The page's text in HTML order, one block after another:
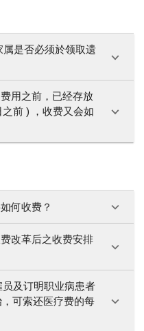
是否必须於领取遗
用之前，已经存放
前 ) ，收费又会如
何收费？
改革后之收费安排
及订明职业病患者
可索还医疗费的每